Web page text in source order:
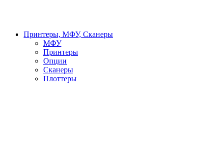
Принтеры, МФУ, Сканеры
МФУ
Принтеры
Опции
Сканеры
Плоттеры